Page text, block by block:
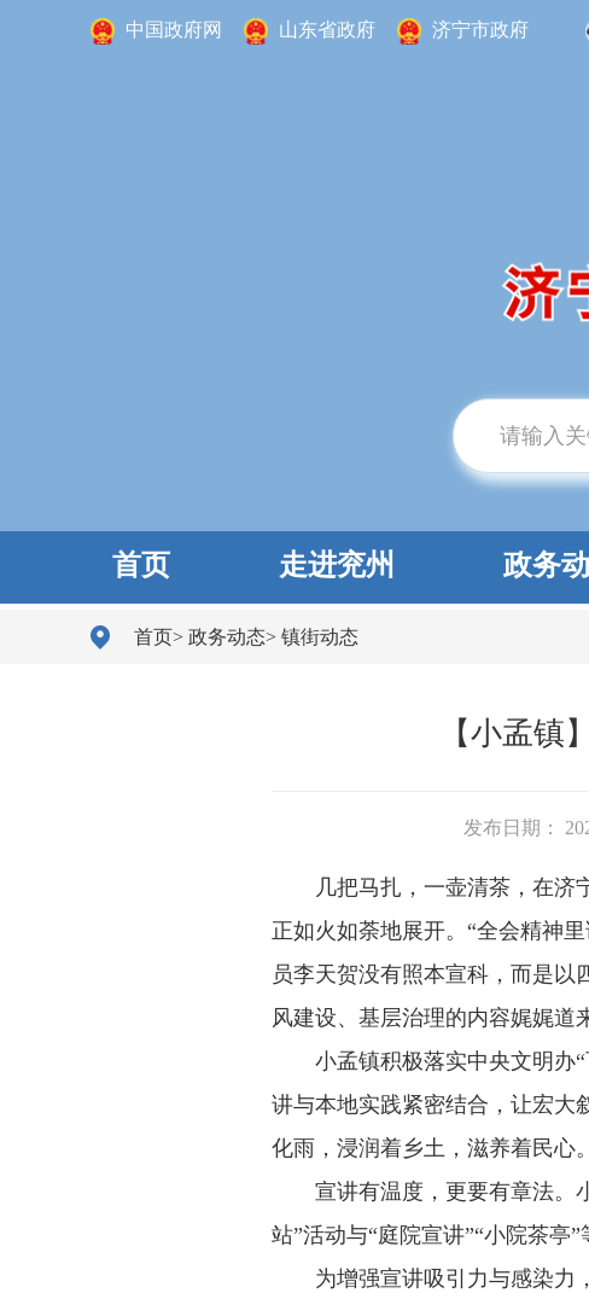
中国政府网 山东省政府 济宁市政府
首页 走进兖州 政务
首页> 政务动态> 镇街动态
【小孟镇
发布日期：
几把马扎，一壶清茶，在济
正如火如荼地展开。“全会精神
员李天贺没有照本宣科，而是
风建设、基层治理的内容娓娓道
小孟镇积极落实中央文明办
讲与本地实践紧密结合，让宏大
化雨，浸润着乡土，滋养着民心。
宣讲有温度，更要有章法。
站”活动与“庭院宣讲”“小院茶亭
为增强宣讲吸引力与感染力